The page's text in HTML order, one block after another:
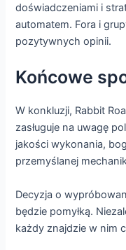
doświadczeniami i
automatem. Fora i
pozytywnych opinii.
Końcowe
W konkluzji, Rabbit
zasługuje na uwagę
jakości wykonania,
przemyślanej
Decyzja o
będzie pomyłką.
każdy znajdzie w nim